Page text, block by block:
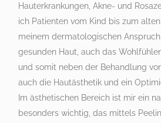
Hauterkrankungen, Akne- und
ich Patienten vom Kind bis zum
meinem dermatologischen
gesunden Haut, auch das
und somit neben der Behandlung
auch die Hautästhetik und ein
Im ästhetischen Bereich ist mir ein
besonders wichtig, das mittels